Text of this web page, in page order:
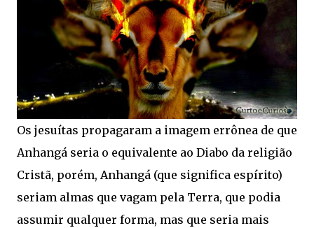
Os jesuítas propagaram a imagem errônea de que
Anhangá seria o equivalente ao Diabo da religião
Cristã, porém, Anhangá (que significa espírito)
seriam almas que vagam pela Terra, que podia
assumir qualquer forma, mas que seria mais